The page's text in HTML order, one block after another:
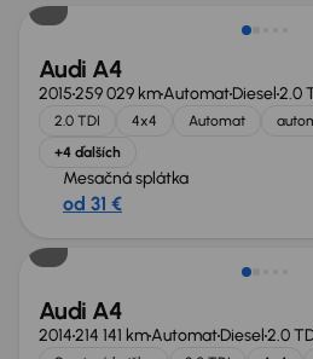
Audi A4
2015259 029 kmAutomatDiesel2.0
2.0 TDI 4x4 Automat
+4 ďalších
Mesačná splátka
od 31 €
Nové v ponuke
Audi A4
2014214 141 kmAutomatDiesel2.0